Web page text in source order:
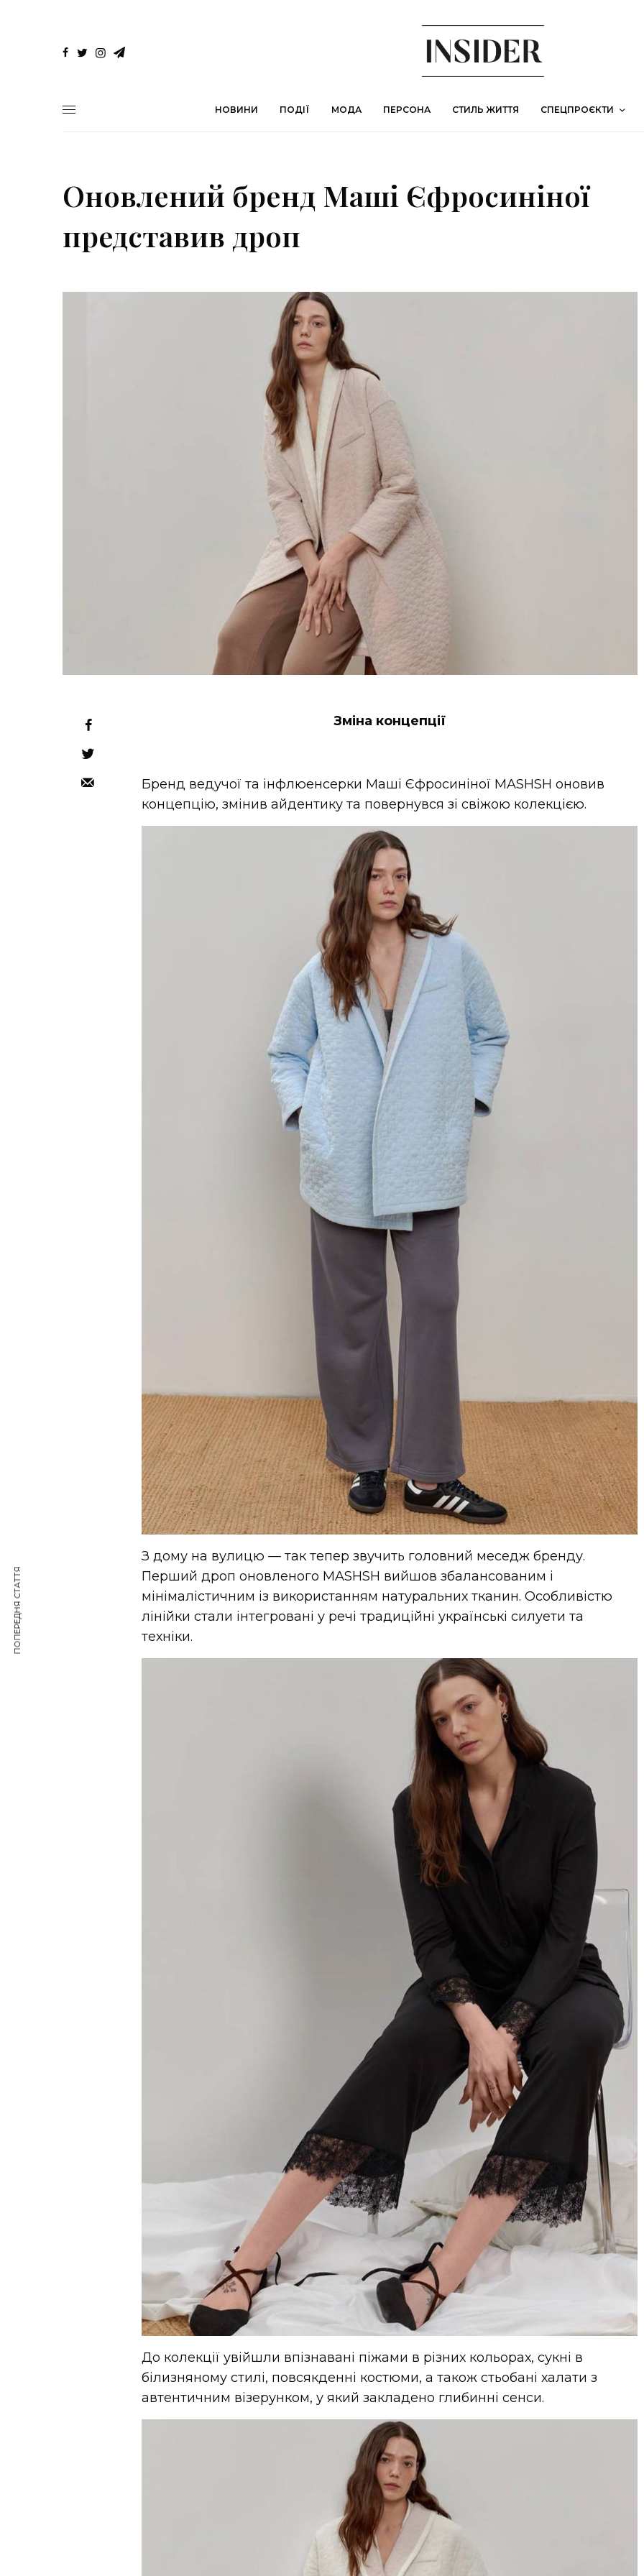
НОВИНИ ПОДІЇ МОДА ПЕРСОНА СТИЛЬ ЖИТТЯ СПЕЦПРОЄКТИ
Оновлений бренд Маші Єфросиніної
представив дроп
Зміна концепції
Бренд ведучої та інфлюенсерки Маші Єфросиніної MASHSH оновив
концепцію, змінив айдентику та повернувся зі свіжою колекцією.
З дому на вулицю — так тепер звучить головний меседж бренду.
Перший дроп оновленого MASHSH вийшов збалансованим і
мінімалістичним із використанням натуральних тканин. Особливістю
лінійки стали інтегровані у речі традиційні українські силуети та
техніки.
До колекції увійшли впізнавані піжами в різних кольорах, сукні в
білизняному стилі, повсякденні костюми, а також стьобані халати з
автентичним візерунком, у який закладено глибинні сенси.
ПОПЕРЕДНЯ СТАТТЯ